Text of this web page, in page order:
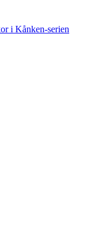
i Kånken-serien